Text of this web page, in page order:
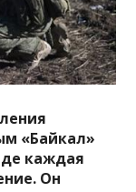
«Байкал»
каждая
Он